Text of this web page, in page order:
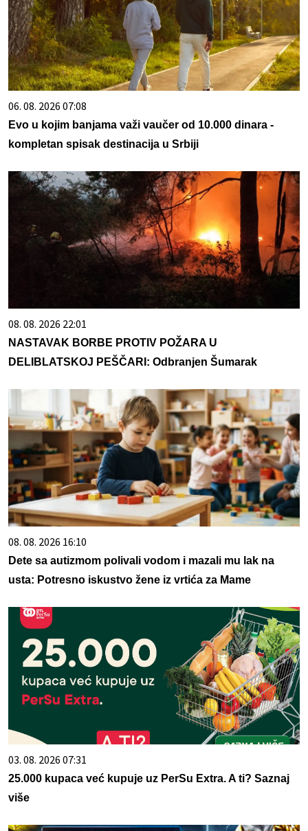
06. 08. 2026 07:08
Evo u kojim banjama važi vaučer od 10.000 dinara -
kompletan spisak destinacija u Srbiji
08. 08. 2026 22:01
NASTAVAK BORBE PROTIV POŽARA U
DELIBLATSKOJ PEŠČARI: Odbranjen Šumarak
08. 08. 2026 16:10
Dete sa autizmom polivali vodom i mazali mu lak na
usta: Potresno iskustvo žene iz vrtića za Mame
03. 08. 2026 07:31
25.000 kupaca već kupuje uz PerSu Extra. A ti? Saznaj
više